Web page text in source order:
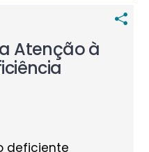
Atenção à
deficiente